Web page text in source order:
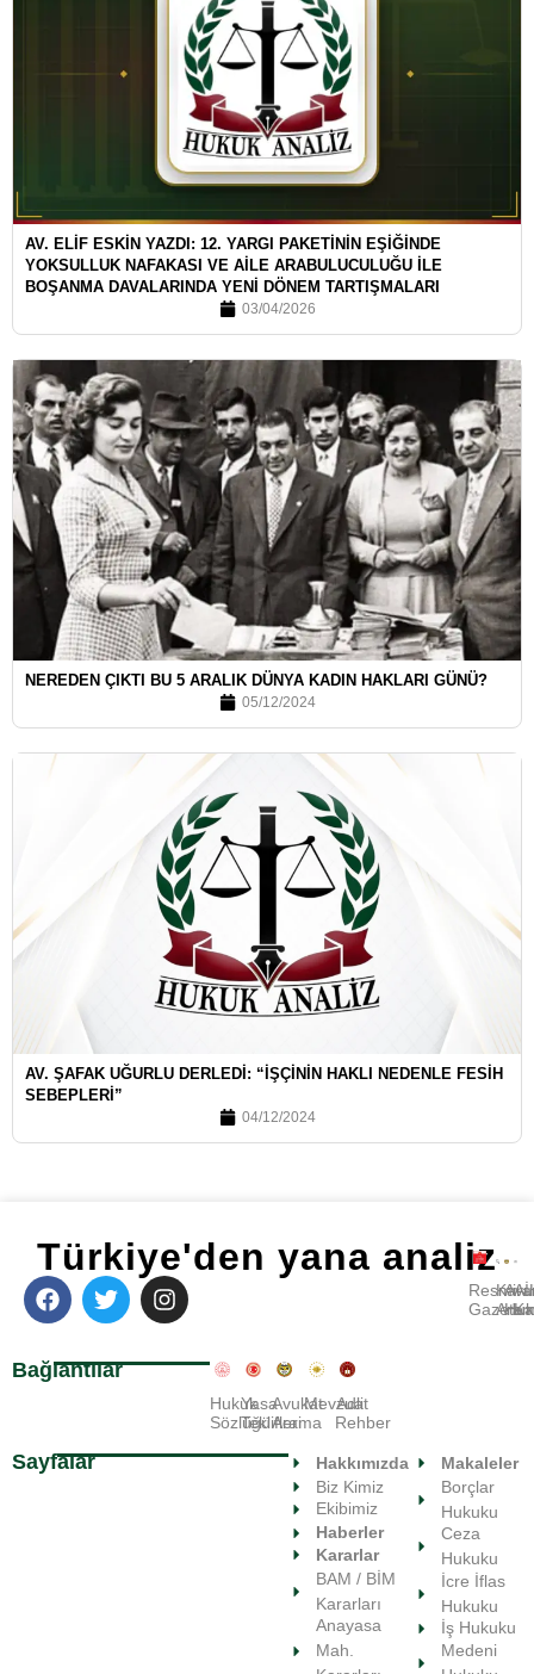
AV. ELİF ESKİN YAZDI: 12. YARGI PAKETİNİN EŞİĞİNDE
YOKSULLUK NAFAKASI VE AİLE ARABULUCULUĞU İLE
BOŞANMA DAVALARINDA YENİ DÖNEM TARTIŞMALARI
03/04/2026
NEREDEN ÇIKTI BU 5 ARALIK DÜNYA KADIN HAKLARI GÜNÜ?
05/12/2024
AV. ŞAFAK UĞURLU DERLEDI: “İŞÇININ HAKLI NEDENLE FESIH
SEBEPLERI”
04/12/2024
Türkiye'den yana analiz
Bağlantılar
Hukuk
Sözlüğü
Yasa
Teklifleri
Avukat
Arama
Mevzuat
Adli
Rehber
Resmi
Gazete
Sayfalar
Hakkımızda
Biz Kimiz
Ekibimiz
Haberler
Kararlar
BAM / BİM
Kararları
Anayasa
Mah.
Makaleler
Borçlar
Hukuku
Ceza
Hukuku
İcre İflas
Hukuku
İş Hukuku
Medeni